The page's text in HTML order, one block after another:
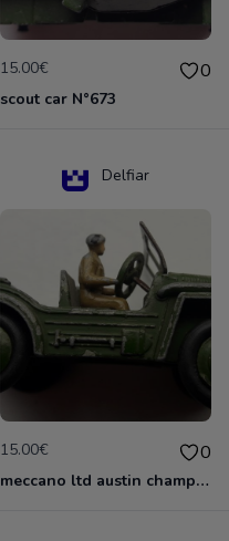
15.00€ 0
scout car N°673
Delfiar
15.00€ 0
meccano ltd austin champ N°674